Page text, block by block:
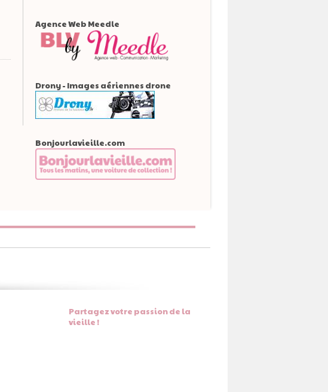
Agence Web Meedle
Drony - Images aériennes drone
Bonjourlavieille.com
Partagez votre passion de la
vieille !